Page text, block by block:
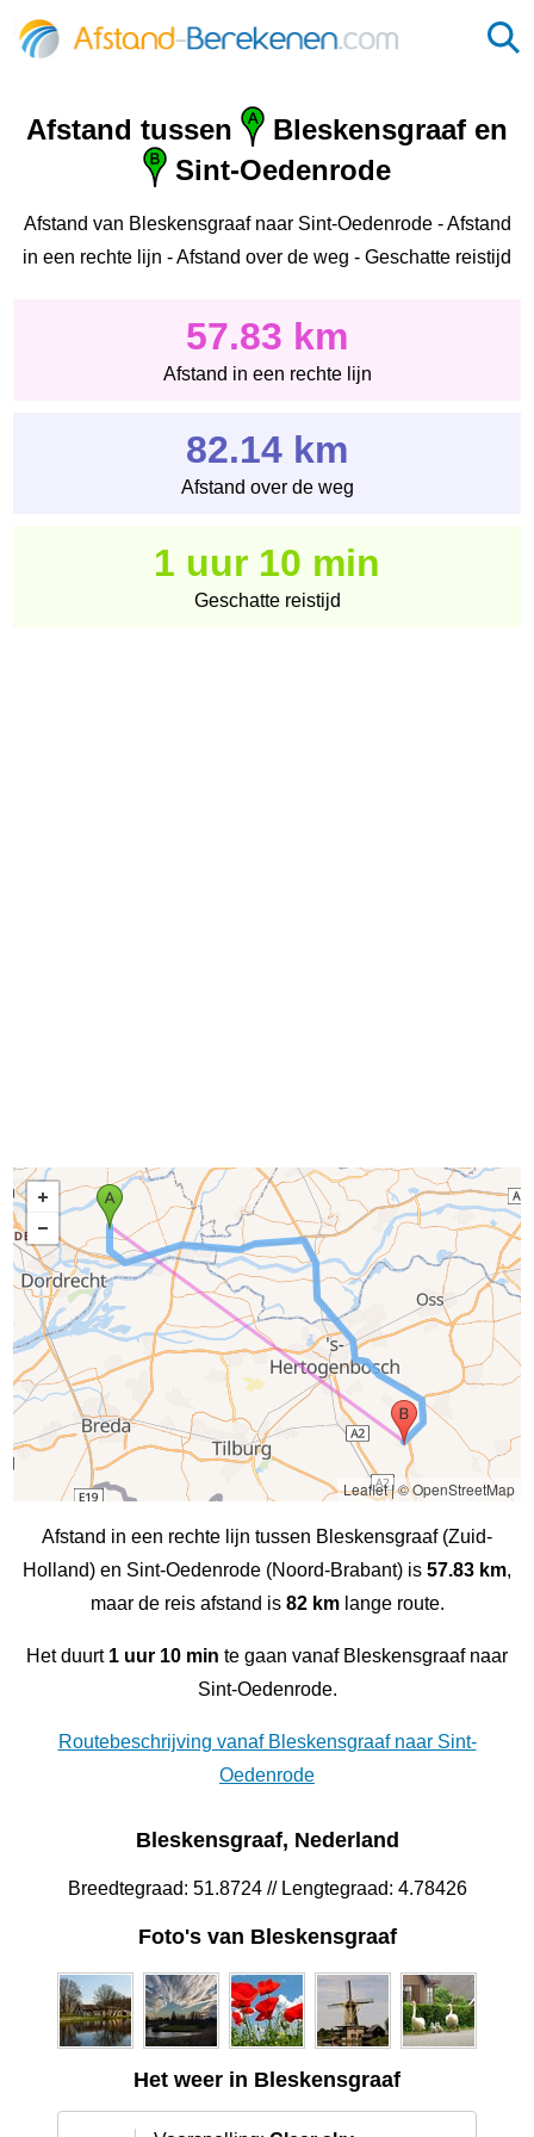
Afstand tussen
Bleskensgraaf en
Sint-Oedenrode
Afstand van Bleskensgraaf naar Sint-Oedenrode - Afstand
in een rechte lijn - Afstand over de weg - Geschatte reistijd
57.83 km
Afstand in een rechte lijn
82.14 km
Afstand over de weg
1 uur 10 min
Geschatte reistijd
Leaflet|© OpenStreetMap
Afstand in een rechte lijn tussen Bleskensgraaf (Zuid-
Holland) en Sint-Oedenrode (Noord-Brabant) is 57.83 km,
maar de reis afstand is 82 kmlange route.
Het duurt 1 uur 10 min te gaan vanaf Bleskensgraaf naar
Sint-Oedenrode.
Routebeschrijving vanaf Bleskensgraaf naar Sint-
Oedenrode
Bleskensgraaf, Nederland
Breedtegraad: 51.8724 // Lengtegraad: 4.78426
Foto's van Bleskensgraaf
Het weer in Bleskensgraaf